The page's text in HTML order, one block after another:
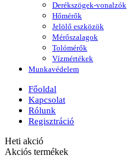
Derékszögek-vonalzók
Hőmérők
Jelölő eszközök
Mérőszalagok
Tolómérők
Vízmértékek
Munkavédelem
Főoldal
Kapcsolat
Rólunk
Regisztráció
Heti akció
Akciós termékek